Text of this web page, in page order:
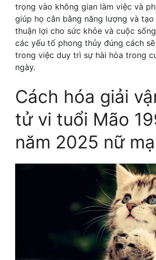
trọng vào không gian làm việc và
giúp họ cân bằng năng lượng và
thuận lợi cho sức khỏe và cuộc
các yếu tố phong thủy đúng cách
trong việc duy trì sự hài hòa trong
ngày.
Cách hóa giải
tử vi tuổi Mão
năm 2025 nữ